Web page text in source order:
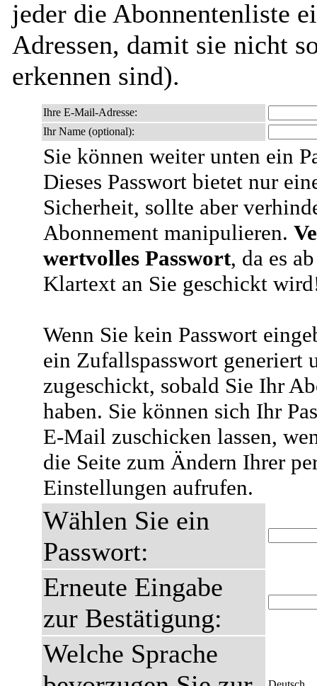
jeder die Abonnentenliste
Adressen, damit sie nicht
erkennen sind).
Ihre E-Mail-Adresse:
Ihr Name (optional):
Sie können weiter unten ein
Dieses Passwort bietet nur
Sicherheit, sollte aber
Abonnement manipulieren.
wertvolles Passwort, da es
Klartext an Sie geschickt
Wenn Sie kein Passwort
ein Zufallspasswort generiert
zugeschickt, sobald Sie Ihr
haben. Sie können sich Ihr
E-Mail zuschicken lassen,
die Seite zum Ändern Ihrer
Einstellungen aufrufen.
Wählen Sie ein
Passwort:
Erneute Eingabe
zur Bestätigung:
Welche Sprache